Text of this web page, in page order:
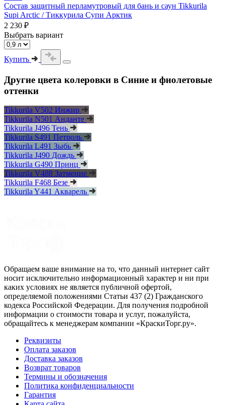
Состав защитный перламутровый для бань и саун Tikkurila
Supi Arctic / Тиккурила Супи Арктик
2 230 ₽
Выбрать вариант
Купить
Другие цвета колеровки в Синие и фиолетовые
оттенки
Tikkurila V502 Инжир
Tikkurila N501 Анданте
Tikkurila J496 Тень
Tikkurila S491 Петроль
Tikkurila L491 Зыбь
Tikkurila J490 Дождь
Tikkurila G490 Принц
Tikkurila V488 Затмение
Tikkurila F468 Безе
Tikkurila Y441 Акварель
Обращаем ваше внимание на то, что данный интернет сайт
носит исключительно информационный характер и ни при
каких условиях не является публичной офертой,
определяемой положениями Статьи 437 (2) Гражданского
кодекса Российской Федерации. Для получения подробной
информации о стоимости товара и услуг, пожалуйста,
обращайтесь к менеджерам компании «КраскиТорг.ру».
Реквизиты
Оплата заказов
Доставка заказов
Возврат товаров
Термины и обозначения
Политика конфиденциальности
Гарантия